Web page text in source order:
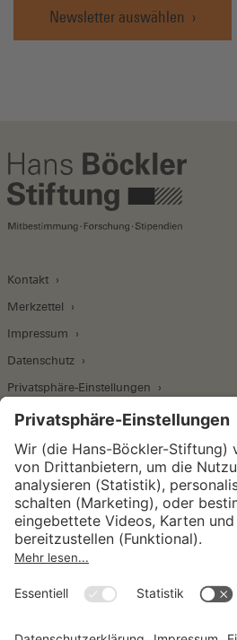
Newsletter auswählen
Kontakt
Merkzettel
Impressum
Datenschutz
Privatsphäre-Einstellungen
Wirtschafts- und
Institut für
Konjunkturforschung